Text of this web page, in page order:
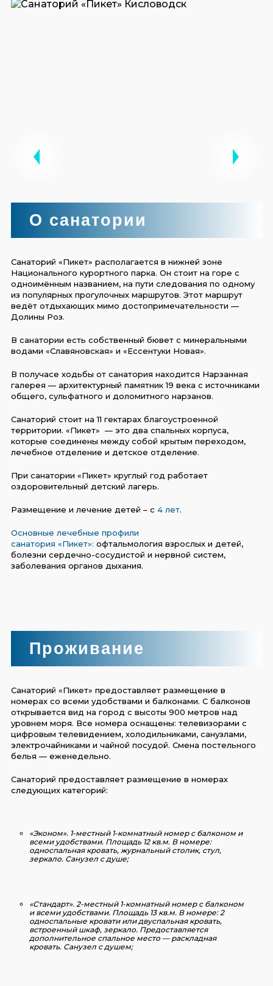
О санатории
Санаторий «Пикет» располагается в нижней зоне
Национального курортного парка. Он стоит на горе с
одноимённым названием, на пути следования по одному
из популярных прогулочных маршрутов. Этот маршрут
ведёт отдыхающих мимо достопримечательности —
Долины Роз.
В санатории есть собственный бювет с минеральными
водами «Славяновская» и «Ессентуки Новая».
В получасе ходьбы от санатория находится Нарзанная
галерея — архитектурный памятник 19 века с источниками
общего, сульфатного и доломитного нарзанов.
Санаторий стоит на 11 гектарах благоустроенной
территории. «Пикет» — это два спальных корпуса,
которые соединены между собой крытым переходом,
лечебное отделение и детское отделение.
При санатории «Пикет» круглый год работает
оздоровительный детский лагерь.
Размещение и лечение детей – с 4 лет.
Основные лечебные профили
санатория «Пикет»: офтальмология взрослых и детей,
болезни сердечно-сосудистой и нервной систем,
заболевания органов дыхания.
Проживание
Санаторий «Пикет» предоставляет размещение в
номерах со всеми удобствами и балконами. С балконов
открывается вид на город с высоты 900 метров над
уровнем моря. Все номера оснащены: телевизорами с
цифровым телевидением, холодильниками, санузлами,
электрочайниками и чайной посудой. Смена постельного
белья — еженедельно.
Санаторий предоставляет размещение в номерах
следующих категорий:
«Эконом». 1-местный 1-комнатный номер с балконом и
всеми удобствами. Площадь 12 кв.м. В номере:
односпальная кровать, журнальный столик, стул,
зеркало. Санузел с душе;
«Стандарт». 2-местный 1-комнатный номер с балконом
и всеми удобствами. Площадь 13 кв.м. В номере: 2
односпальные кровати или двуспальная кровать,
встроенный шкаф, зеркало. Предоставляется
дополнительное спальное место— раскладная
кровать. Санузел с душем;